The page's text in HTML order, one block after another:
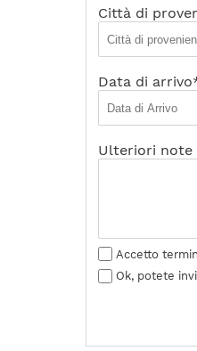
Città di
Data di
Ulteriori note
Accetto
Ok, potete